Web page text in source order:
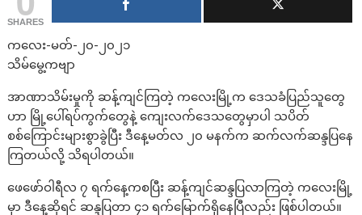
SHARES
ကလေး-မတ်-၂၀-၂၀၂၁
သိမ်မွေ့ကဗျာ
အာဏာသိမ်းမှုကို ဆန့်ကျင်ကြတဲ့ ကလေးမြို့က ဒေသခံပြည်သူတွေ
ဟာ မြို့ပေါ်ရပ်ကွက်တွေနဲ့ ကျေးလက်ဒေသတွေမှာပါ သပိတ်
စစ်ကြောင်းများစွာခွဲပြီး ဒီနေ့မတ်လ ၂၀ မနက်က ဆက်လက်ဆန္ဒပြနေ
ကြတယ်လို့ သိရပါတယ်။
ဖေဖော်ဝါရီလ ၇ ရက်နေ့ကစပြီး ဆန့်ကျင်ဆန္ဒပြလာကြတဲ့ ကလေးမြို့
မှာ ဒီနေ့ဆိုရင် ဆန္ဒပြတာ ၄၁ ရက်မြောက်ရှိနေပြီလည်း ဖြစ်ပါတယ်။